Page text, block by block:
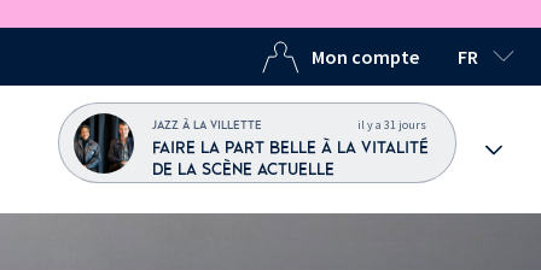
Mon compte FR
LANGUE
JAZZ À LA VILLETTE il y a 31 jours
FAIRE LA PART BELLE À LA VITALITÉ
DE LA SCÈNE ACTUELLE